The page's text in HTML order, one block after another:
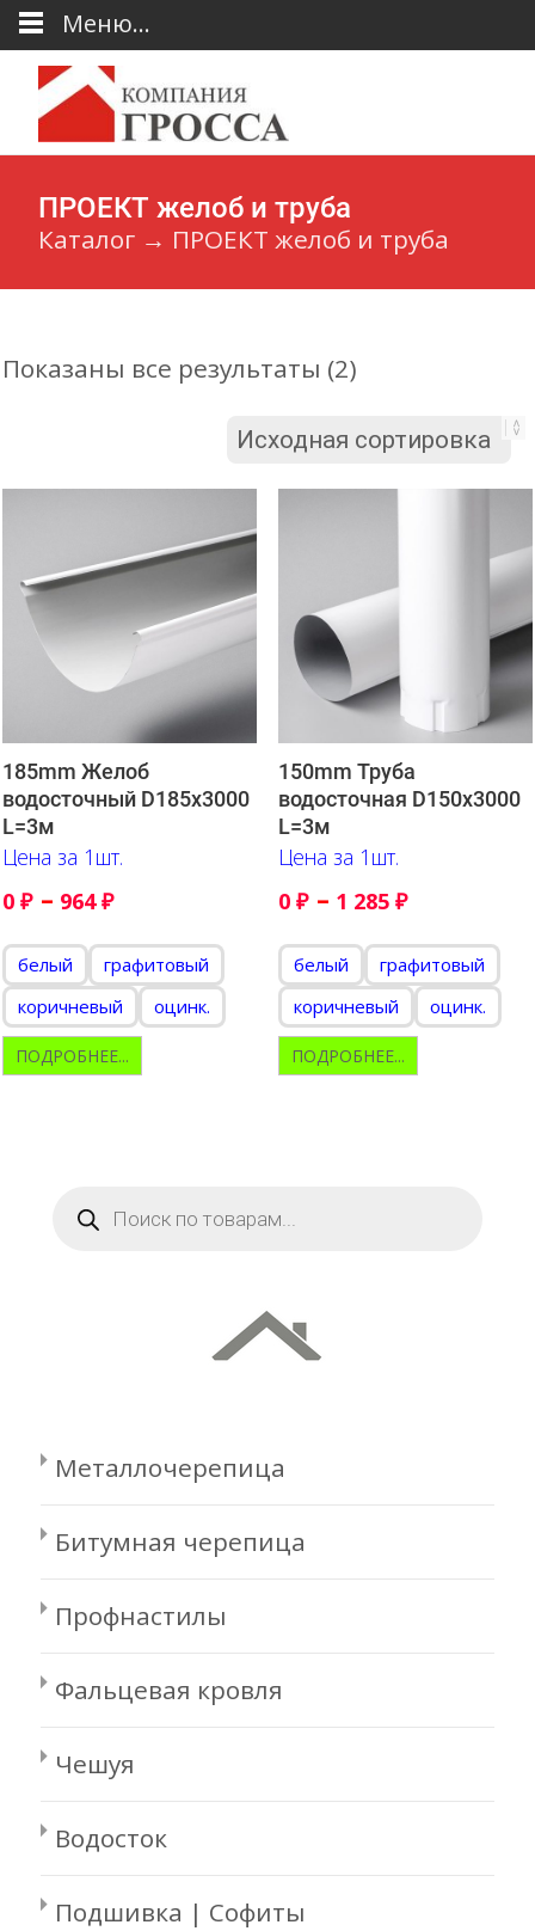
ПРОЕКТ желоб и труба
Каталог → ПРОЕКТ желоб и труба
Показаны все результаты (2)
185mm Желоб
водосточный D185х3000
L=3м
Цена за 1шт.
0 ₽ – 964₽
белый
графитовый
коричневый
оцинк.
ПОДРОБНЕЕ...
150mm Труба
водосточная D150х3000
L=3м
Цена за 1шт.
0 ₽ – 1 285 ₽
белый
графитовый
коричневый
оцинк.
ПОДРОБНЕЕ...
товаров
Металлочерепица
Битумная черепица
Профнастилы
Фальцевая кровля
Чешуя
Водосток
Подшивка | Софиты
Меню...